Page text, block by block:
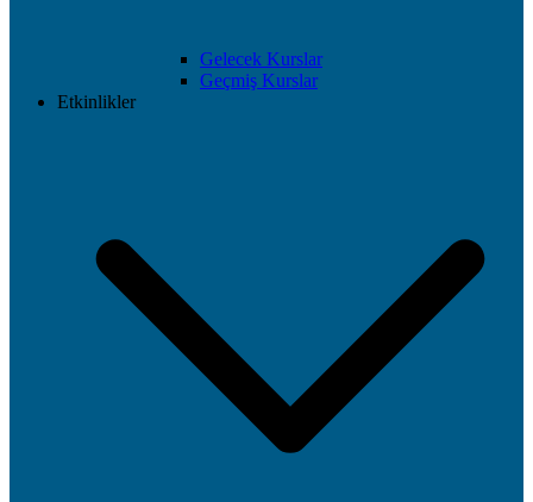
Gelecek Kurslar
Geçmiş Kurslar
Etkinlikler